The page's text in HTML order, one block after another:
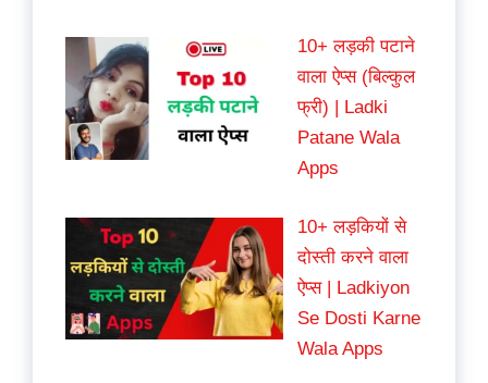
10+ लड़की पटाने
वाला ऐप्स (बिल्कुल
फ्री) | Ladki
Patane Wala
Apps
10+ लड़कियों से
दोस्ती करने वाला
ऐप्स | Ladkiyon
Se Dosti Karne
Wala Apps